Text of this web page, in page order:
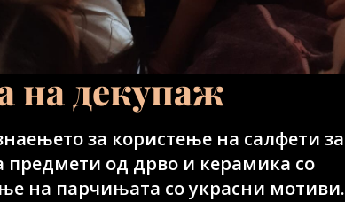
на декупаж
за користење на салфети за
предмети од дрво и керамика со
на парчињата со украсни мотиви.